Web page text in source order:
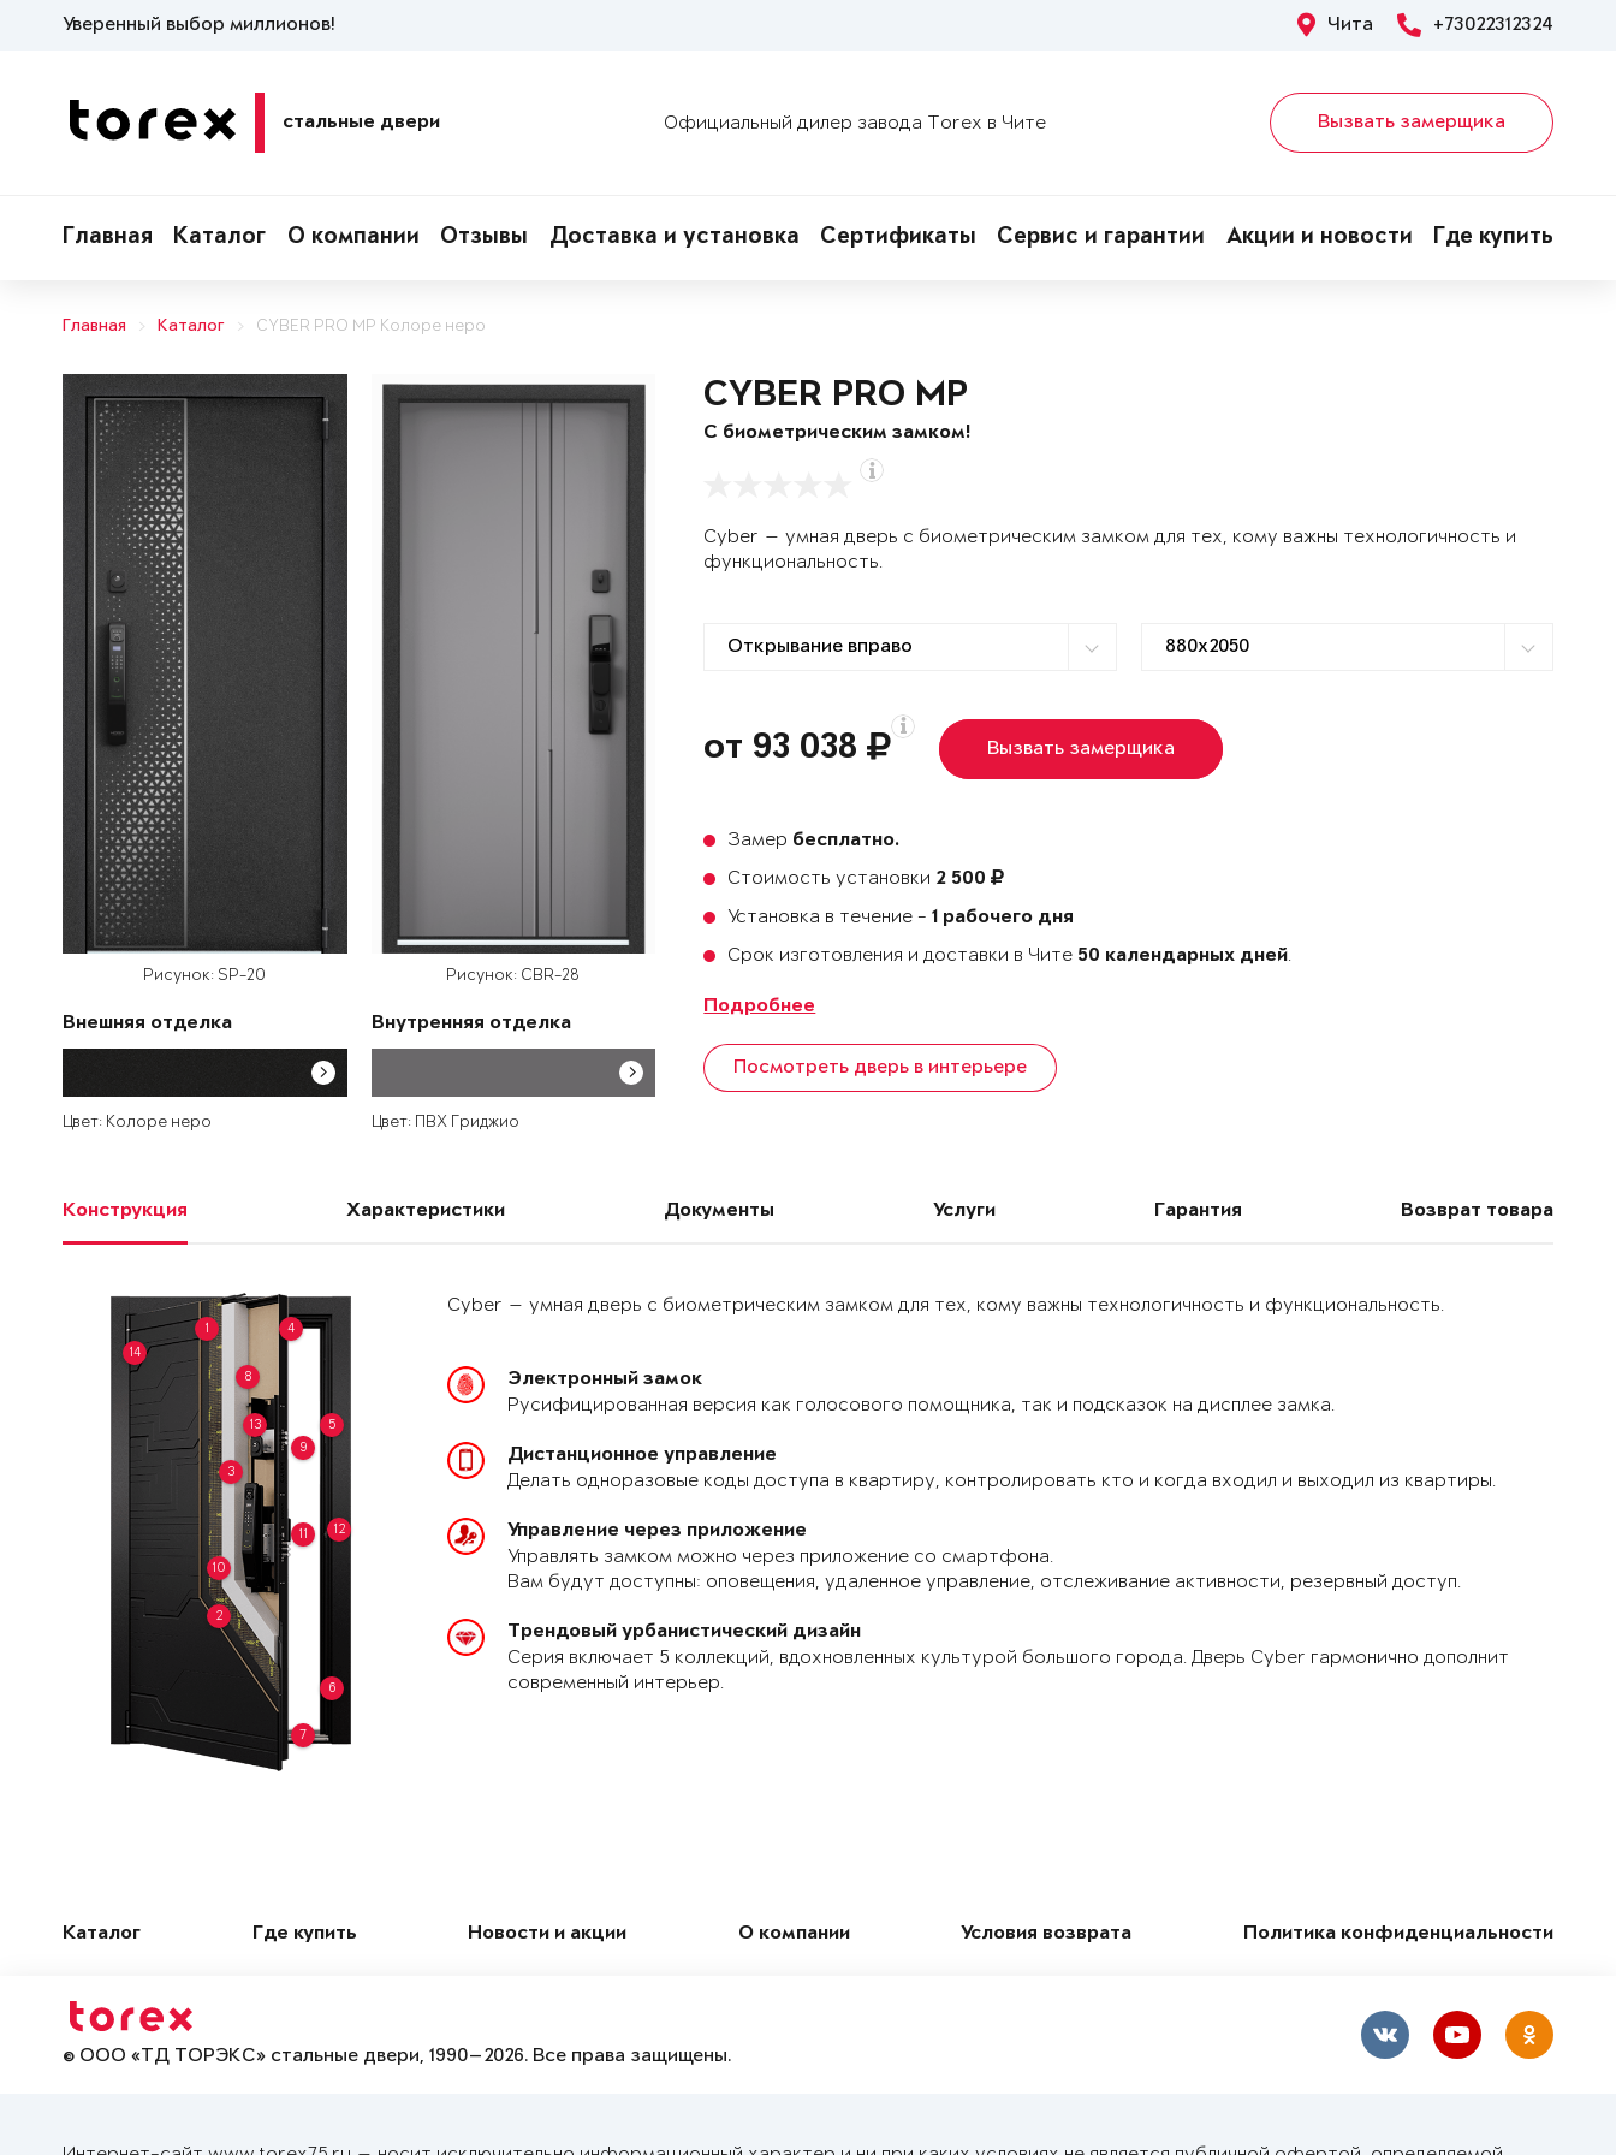
Уверенный выбор миллионов! Чита +73022312324
стальные двери Официальный дилер завода Torex в Чите Вызвать замерщика
Главная Каталог О компании Отзывы Доставка и установка Сертификаты Сервис и гарантии Акции и новости Где купить
Главная Каталог CYBER PRO MP Колоре неро
Рисунок: SP-20
Внешняя отделка
Цвет: Колоре неро
Рисунок: CBR-28
Внутренняя отделка
Цвет: ПВХ Гриджио
CYBER PRO MP
С биометрическим замком!
Cyber — умная дверь с биометрическим замком для тех, кому важны технологичность и
функциональность.
от 93 038 Вызвать замерщика
Замер бесплатно.
Стоимость установки 2 500
Установка в течение -1 рабочего дня
Срок изготовления и доставки в Чите 50 календарных дней.
Подробнее
Посмотреть дверь в интерьере
Конструкция Характеристики Документы Услуги Гарантия Возврат товара
1
2
3
4
5
6
7
8
9
10
11 12
13
14
Cyber — умная дверь с биометрическим замком для тех, кому важны технологичность и функциональность.
Электронный замок
Русифицированная версия как голосового помощника, так и подсказок на дисплее замка.
Дистанционное управление
Делать одноразовые коды доступа в квартиру, контролировать кто и когда входил и выходил из квартиры.
Управление через приложение
Управлять замком можно через приложение со смартфона.
Вам будут доступны: оповещения, удаленное управление, отслеживание активности, резервный доступ.
Трендовый урбанистический дизайн
Серия включает 5 коллекций, вдохновленных культурой большого города. Дверь Cyber гармонично дополнит
современный интерьер.
Каталог Где купить Новости и акции О компании Условия возврата Политика конфиденциальности
© ООО «ТД ТОРЭКС» стальные двери, 1990—2026. Все права защищены.